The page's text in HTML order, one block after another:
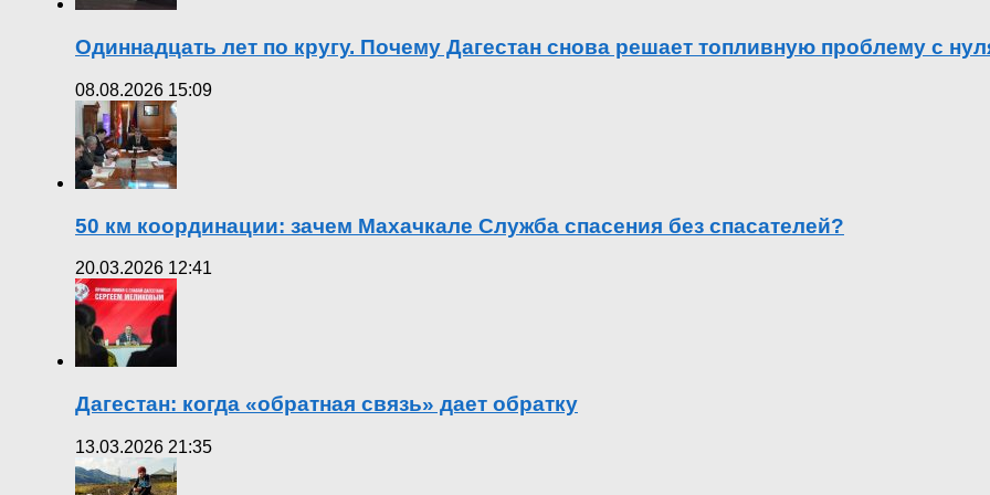
Одиннадцать лет по кругу. Почему Дагестан снова решает топливную проблему с
08.08.2026 15:09
50 км координации: зачем Махачкале Служба спасения без спасателей?
20.03.2026 12:41
Дагестан: когда «обратная связь» дает обратку
13.03.2026 21:35